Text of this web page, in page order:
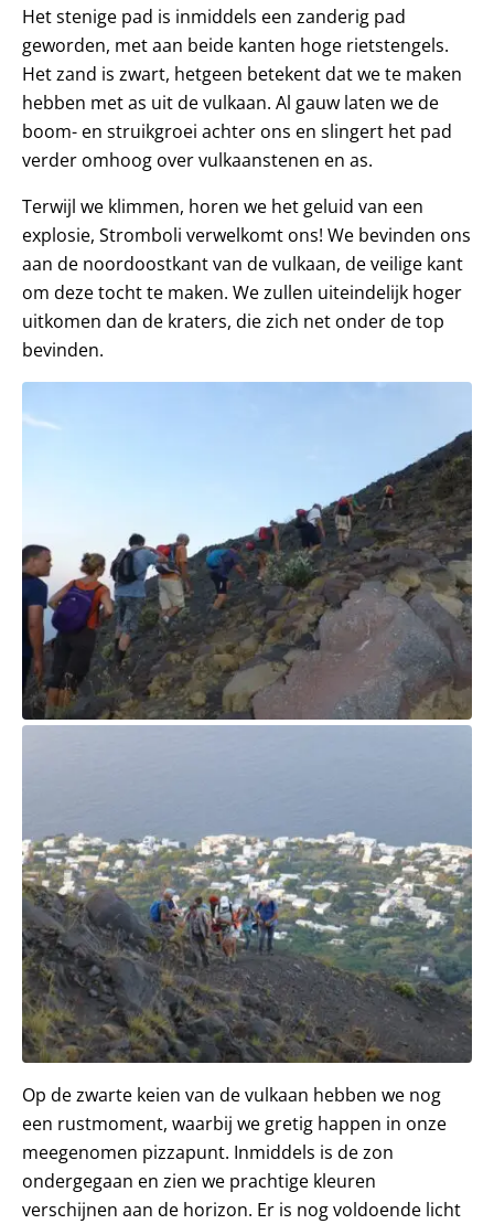
Het stenige pad is inmiddels een zanderig pad
geworden, met aan beide kanten hoge rietstengels.
Het zand is zwart, hetgeen betekent dat we te maken
hebben met as uit de vulkaan. Al gauw laten we de
boom- en struikgroei achter ons en slingert het pad
verder omhoog over vulkaanstenen en as.
Terwijl we klimmen, horen we het geluid van een
explosie, Stromboli verwelkomt ons! We bevinden ons
aan de noordoostkant van de vulkaan, de veilige kant
om deze tocht te maken. We zullen uiteindelijk hoger
uitkomen dan de kraters, die zich net onder de top
bevinden.
Op de zwarte keien van de vulkaan hebben we nog
een rustmoment, waarbij we gretig happen in onze
meegenomen pizzapunt. Inmiddels is de zon
ondergegaan en zien we prachtige kleuren
verschijnen aan de horizon. Er is nog voldoende licht